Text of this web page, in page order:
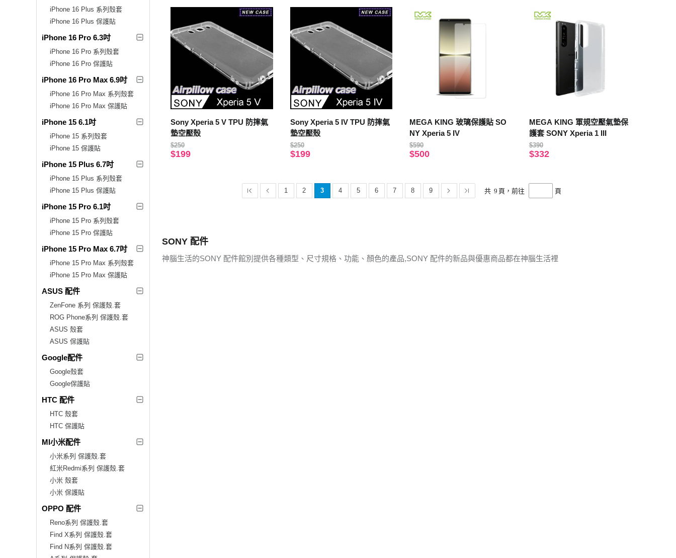
iPhone 16 Plus 系列殼套
iPhone 16 Plus 保護貼
iPhone 16 Pro 6.3吋
iPhone 16 Pro 系列殼套
iPhone 16 Pro 保護貼
iPhone 16 Pro Max 6.9吋
iPhone 16 Pro Max 系列殼套
iPhone 16 Pro Max 保護貼
iPhone 15 6.1吋
iPhone 15 系列殼套
iPhone 15 保護貼
iPhone 15 Plus 6.7吋
iPhone 15 Plus 系列殼套
iPhone 15 Plus 保護貼
iPhone 15 Pro 6.1吋
iPhone 15 Pro 系列殼套
iPhone 15 Pro 保護貼
iPhone 15 Pro Max 6.7吋
iPhone 15 Pro Max 系列殼套
iPhone 15 Pro Max 保護貼
ASUS 配件
ZenFone 系列 保護殼.套
ROG Phone系列 保護殼.套
ASUS 殼套
ASUS 保護貼
Google配件
Google殼套
Google保護貼
HTC 配件
HTC 殼套
HTC 保護貼
MI小米配件
小米系列 保護殼.套
紅米Redmi系列 保護殼.套
小米 殼套
小米 保護貼
OPPO 配件
Reno系列 保護殼.套
Find X系列 保護殼.套
Find N系列 保護殼.套
Sony Xperia 5 V TPU 防摔氣
墊空壓殼
$250
$199
Sony Xperia 5 IV TPU 防摔氣
墊空壓殼
$250
$199
MEGA KING 玻璃保護貼 SO
NY Xperia 5 IV
$590
$500
MEGA KING 軍規空壓氣墊保
護套 SONY Xperia 1 III
$390
$332
1 2 3 4 5 6 7 8 9 共 9 頁，前往 頁
SONY 配件
神腦生活的SONY 配件館別提供各種類型、尺寸規格、功能、顏色的產品,SONY 配件的新品與優惠商品都在神腦生活裡